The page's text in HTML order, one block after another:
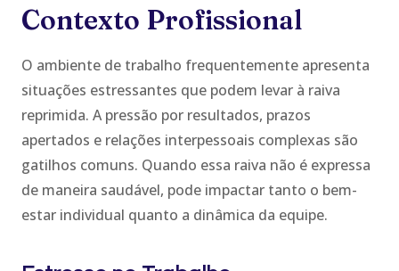
Contexto Profissional
O ambiente de trabalho frequentemente apresenta
situações estressantes que podem levar à raiva
reprimida. A pressão por resultados, prazos
apertados e relações interpessoais complexas são
gatilhos comuns. Quando essa raiva não é expressa
de maneira saudável, pode impactar tanto o bem-
estar individual quanto a dinâmica da equipe.